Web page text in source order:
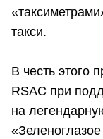
такси.
В честь этого
RSAC при
на